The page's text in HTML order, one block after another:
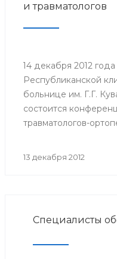
и травматологов
14 декабря 2012 года
Республиканской
больнице им. Г.Г.
состоится
травматологов-
«Ортопедо-
повышения
13 декабря 2012
Специалисты